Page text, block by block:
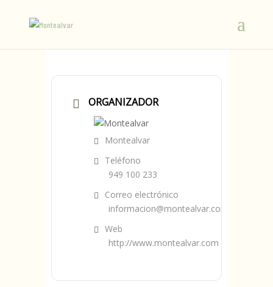
ORGANIZADOR
Montealvar
Teléfono
949 100 233
Correo electrónico
informacion@montealvar.com
Web
http://www.montealvar.com